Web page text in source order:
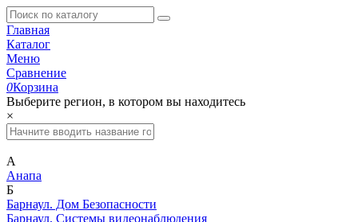
Главная
Каталог
Меню
Сравнение
0Корзина
Выберите регион, в котором вы находитесь
×
А
Анапа
Б
Барнаул. Дом Безопасности
Барнаул. Системы видеонаблюдения